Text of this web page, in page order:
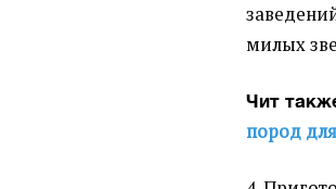
милых
Чит
пород